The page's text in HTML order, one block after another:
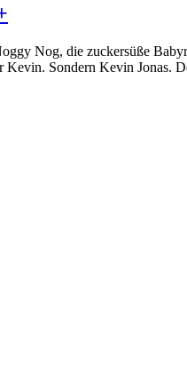
Nog, die zuckersüße
Kevin. Sondern Kevin Jonas.